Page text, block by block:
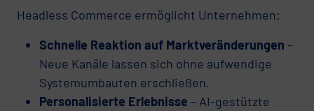
Headless Commerce ermöglicht Unternehmen:
Schnelle Reaktion auf Marktveränderungen –
Neue Kanäle lassen sich ohne aufwendige
Systemumbauten erschließen.
Personalisierte Erlebnisse – AI-gestützte